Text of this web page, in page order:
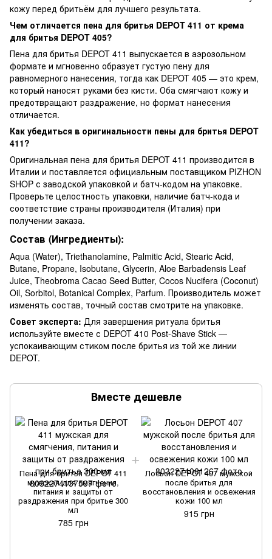
кожу перед бритьём для лучшего результата.
Чем отличается пена для бритья DEPOT 411 от крема
для бритья DEPOT 405?
Пена для бритья DEPOT 411 выпускается в аэрозольном
формате и мгновенно образует густую пену для
равномерного нанесения, тогда как DEPOT 405 — это крем,
который наносят руками без кисти. Оба смягчают кожу и
предотвращают раздражение, но формат нанесения
отличается.
Как убедиться в оригинальности пены для бритья DEPOT
411?
Оригинальная пена для бритья DEPOT 411 производится в
Италии и поставляется официальным поставщиком PIZHON
SHOP с заводской упаковкой и батч-кодом на упаковке.
Проверьте целостность упаковки, наличие батч-кода и
соответствие страны производителя (Италия) при
получении заказа.
Состав (Ингредиенты):
Aqua (Water), Triethanolamine, Palmitic Acid, Stearic Acid,
Butane, Propane, Isobutane, Glycerin, Aloe Barbadensis Leaf
Juice, Theobroma Cacao Seed Butter, Cocos Nucifera (Coconut)
Oil, Sorbitol, Botanical Complex, Parfum. Производитель может
изменять состав, точный состав смотрите на упаковке.
Совет эксперта: Для завершения ритуала бритья
используйте вместе с DEPOT 410 Post-Shave Stick —
успокаивающим стиком после бритья из той же линии
DEPOT.
Вместе дешевле
Пена для бритья DEPOT 411
мужская для смягчения,
питания и защиты от
раздражения при бритье 300
мл
785 грн
Лосьон DEPOT 407 мужской
после бритья для
восстановления и освежения
кожи 100 мл
915 грн